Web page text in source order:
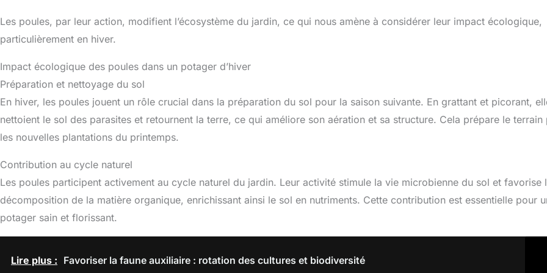
Les poules, par leur action, modifient l’écosystème du jardin, ce qui nous amène à considérer leur impact écologique,
particulièrement en hiver.
Impact écologique des poules dans un potager d’hiver
Préparation et nettoyage du sol
En hiver, les poules jouent un rôle crucial dans la préparation du sol pour la saison suivante. En grattant et picorant,
nettoient le sol des parasites et retournent la terre, ce qui améliore son aération et sa structure. Cela prépare le terrain
les nouvelles plantations du printemps.
Contribution au cycle naturel
Les poules participent activement au cycle naturel du jardin. Leur activité stimule la vie microbienne du sol et favorise
décomposition de la matière organique, enrichissant ainsi le sol en nutriments. Cette contribution est essentielle pour
potager sain et florissant.
Lire plus : Favoriser la faune auxiliaire : rotation des cultures et biodiversité